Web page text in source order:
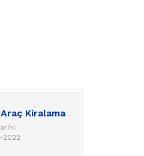
Kiralama